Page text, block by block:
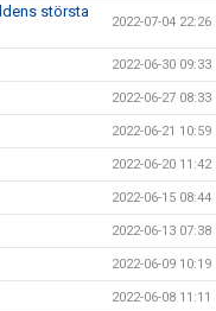
största
2022-07-04 22:26
2022-06-30 09:33
2022-06-27 08:33
2022-06-21 10:59
2022-06-20 11:42
2022-06-15 08:44
2022-06-13 07:38
2022-06-09 10:19
2022-06-08 11:11